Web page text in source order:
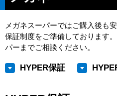
メガネスーパーではご購入後も
保証制度をご準備しております
パーまでご相談ください。
HYPER保証